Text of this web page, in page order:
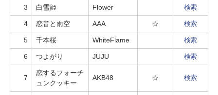
3 白雪姫 Flower 検索
4 恋音と雨空 AAA ☆ 検索
5 千本桜 WhiteFlame 検索
6 つよがり JUJU 検索
7
恋するフォーチ
ュンクッキー
AKB48 ☆ 検索